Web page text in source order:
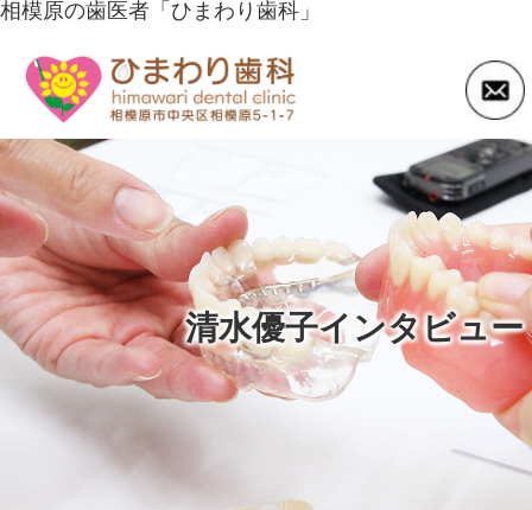
相模原の歯医者「ひまわり歯科」
清水優子インタビュー